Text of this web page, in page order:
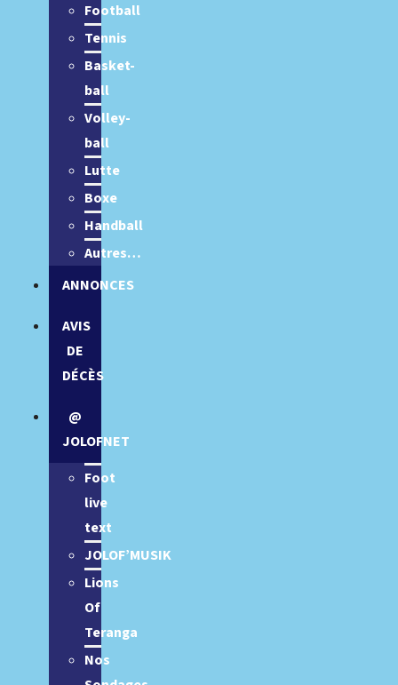
Football
Tennis
Basket-
ball
Volley-
ball
Lutte
Boxe
Handball
Autres…
ANNONCES
AVIS
DE
DÉCÈS
@
JOLOFNET
Foot
live
text
JOLOF’MUSIK
Lions
Of
Teranga
Nos